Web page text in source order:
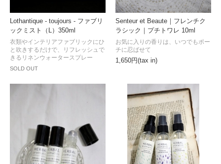
Lothantique - toujours - ファブリ
ックミスト（L）350ml
SOLD OUT
衣類やインテリアファブリックにひ
と吹きするだけで、リフレッシュで
きるリネンウォータースプレー
Senteur et Beaute｜フレンチク
ラシック｜プチトワレ 10ml
1,650円(tax in)
お気に入りの香りは、いつでもポー
チに忍ばせて